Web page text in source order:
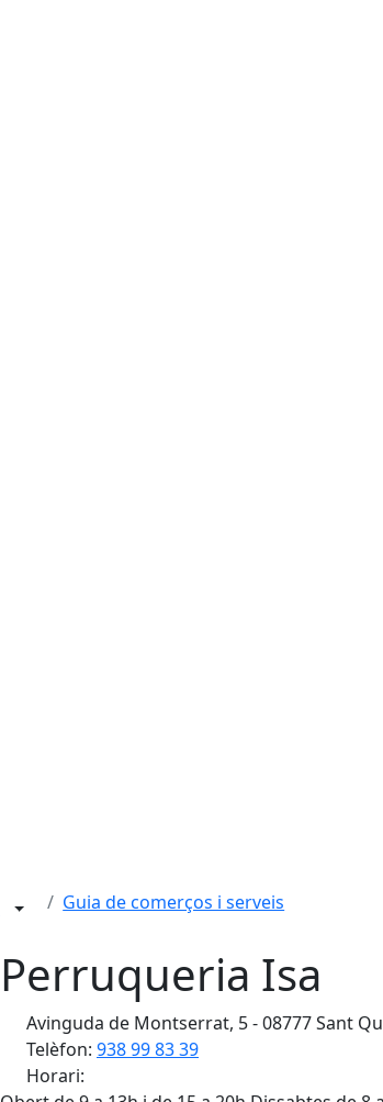
Guia de comerços i serveis
Perruqueria Isa
Avinguda de Montserrat, 5 - 08777 Sant
Telèfon: 938 99 83 39
Horari: